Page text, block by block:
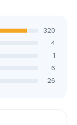
320
4
1
6
26